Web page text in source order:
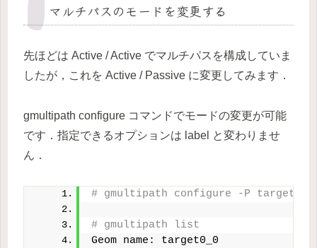
マルチパスのモードを変更する
先ほどは Active / Active でマルチパスを構成していま
したが，これを Active / Passive に変更してみます．
gmultipath configure コマンドでモードの変更が可能
です．指定できるオプションは label と変わりませ
ん．
# gmultipath configure -P target0_0
# gmultipath list
Geom name: target0_0